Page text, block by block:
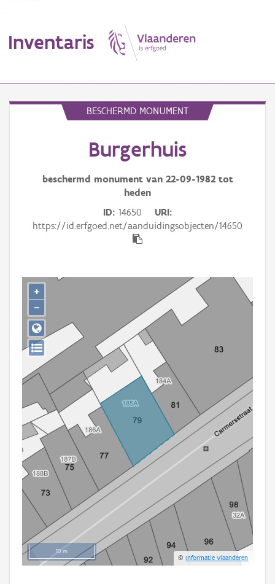
Inventaris
Aanduidingsobject
Thema
Persoon of collectief
Downloads
Hergebruik
Aanmelden
BESCHERMD MONUMENT
Burgerhuis
beschermd monument van 22-09-1982tot
heden
ID 14650
URI
https://id.erfgoed.net/aanduidingsobjecten/14650
10 m
©Informatie Vlaanderen
+
−